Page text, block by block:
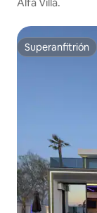
Superanfitrión
Superanfitrión